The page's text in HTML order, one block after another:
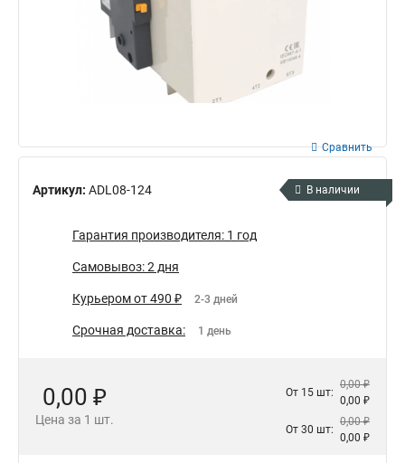
Артикул: ADL08-124
Сравнить
В наличии
Гарантия производителя: 1 год
Самовывоз: 2 дня
Курьером от 490 ₽ 2-3 дней
Срочная доставка: 1 день
0,00 ₽
Цена за 1 шт.
От 15 шт:
0,00 ₽
0,00 ₽
От 30 шт:
0,00 ₽
0,00 ₽